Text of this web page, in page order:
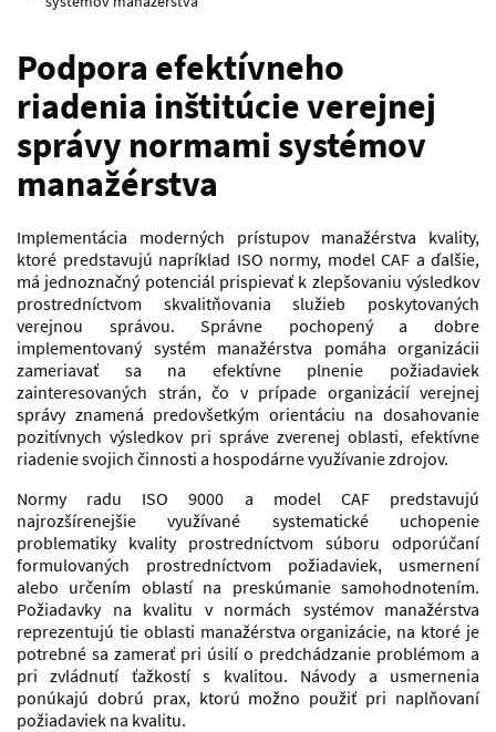
Podpora efektívneho
riadenia inštitúcie verejnej
správy normami systémov
manažérstva
Implementácia moderných prístupov manažérstva kvality,
ktoré predstavujú napríklad ISO normy, model CAF a ďalšie,
má jednoznačný potenciál prispievať k zlepšovaniu výsledkov
prostredníctvom skvalitňovania služieb poskytovaných
verejnou správou. Správne pochopený a dobre
implementovaný systém manažérstva pomáha organizácii
zameriavať sa na efektívne plnenie požiadaviek
zainteresovaných strán, čo v prípade organizácií verejnej
správy znamená predovšetkým orientáciu na dosahovanie
pozitívnych výsledkov pri správe zverenej oblasti, efektívne
riadenie svojich činnosti a hospodárne využívanie zdrojov.
Normy radu ISO 9000 a model CAF predstavujú
najrozšírenejšie využívané systematické uchopenie
problematiky kvality prostredníctvom súboru odporúčaní
formulovaných prostredníctvom požiadaviek, usmernení
alebo určením oblastí na preskúmanie samohodnotením.
Požiadavky na kvalitu v normách systémov manažérstva
reprezentujú tie oblasti manažérstva organizácie, na ktoré je
potrebné sa zamerať pri úsilí o predchádzanie problémom a
pri zvládnutí ťažkostí s kvalitou. Návody a usmernenia
ponúkajú dobrú prax, ktorú možno použiť pri naplňovaní
požiadaviek na kvalitu.